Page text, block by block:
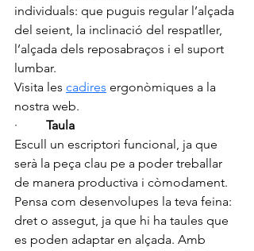
individuals: que puguis regular l’alçada
del seient, la inclinació del respatller,
l’alçada dels reposabraços i el suport
lumbar.
Visita les cadires ergonòmiques a la
nostra web.
· Taula
Escull un escriptori funcional, ja que
serà la peça clau pe a poder treballar
de manera productiva i còmodament.
Pensa com desenvolupes la teva feina:
dret o assegut, ja que hi ha taules que
es poden adaptar en alçada. Amb